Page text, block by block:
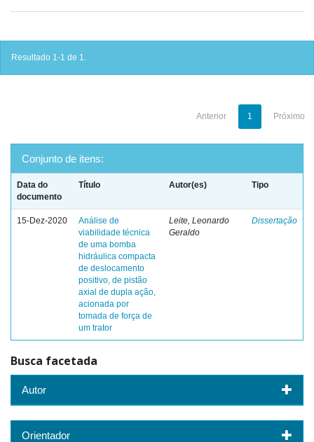
Resultado 1-1 de 1.
Anterior 1 Próximo
Conjunto de itens:
Data do
documento
Título Autor(es) Tipo
15-Dez-2020
Análise de
viabilidade técnica
de uma bomba
hidráulica compacta
de deslocamento
positivo, de pistão
axial de dupla ação,
acionada por
tomada de força de
um trator
Leite, Leonardo
Geraldo
Dissertação
Busca facetada
Autor
Orientador